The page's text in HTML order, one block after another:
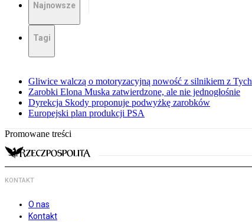
Najnowsze
Tagi
Gliwice walczą o motoryzacyjną nowość z silnikiem z Tych
Zarobki Elona Muska zatwierdzone, ale nie jednogłośnie
Dyrekcja Skody proponuje podwyżkę zarobków
Europejski plan produkcji PSA
Promowane treści
KONTAKT
O nas
Kontakt